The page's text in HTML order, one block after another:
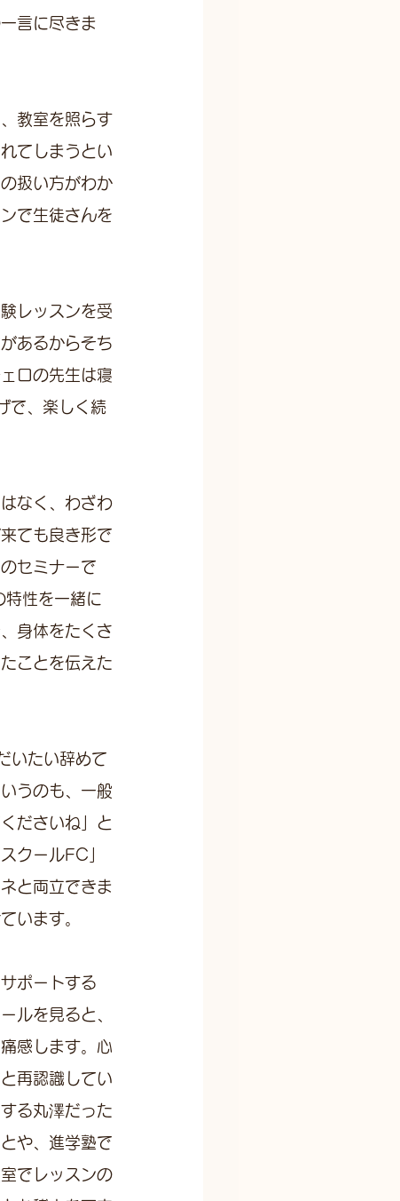
言に尽きま
教室を照らす
てしまうとい
扱い方がわか
で生徒さんを
レッスンを受
あるからそち
ロの先生は寝
で、楽しく続
なく、わざわ
ても良き形で
セミナーで
特性を一緒に
身体をたくさ
ことを伝えた
いたい辞めて
うのも、一般
ださいね」と
クールFC」
と両立できま
います。
ポートする
ルを見ると、
感します。心
再認識してい
る丸澤だった
や、進学塾で
でレッスンの